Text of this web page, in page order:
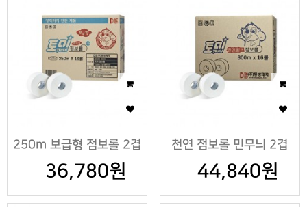
250m 보급형 점보롤 2겹
36,780원
천연 점보롤 민무늬 2겹
44,840원